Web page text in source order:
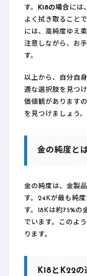
す。
K18の場合には
よく拭き取ること
には、高純度ゆえ
注意しながら、お
す。
以上から、自分自
適な選択肢を見つ
価値観があります
を見つけましょう。
金の純度と
金の純度は、金製
す。24Kが最も純
す。18Kは約75%の
でいます。このよ
ります。
K18とK22